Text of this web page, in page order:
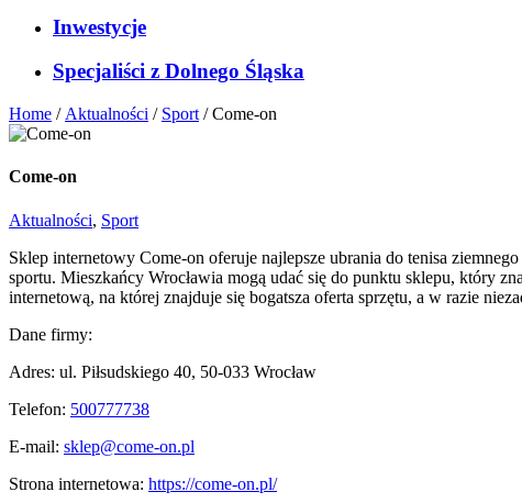
Inwestycje
Specjaliści z Dolnego Śląska
Home / Aktualności / Sport /Come-on
Come-on
Aktualności, Sport
Sklep internetowy Come-on oferuje najlepsze ubrania do tenisa
sportu. Mieszkańcy Wrocławia mogą udać się do punktu sklepu, który
internetową, na której znajduje się bogatsza oferta sprzętu, a w razie
Dane firmy:
Adres: ul. Piłsudskiego 40, 50-033 Wrocław
Telefon: 500777738
E-mail: sklep@come-on.pl
Strona internetowa: https://come-on.pl/